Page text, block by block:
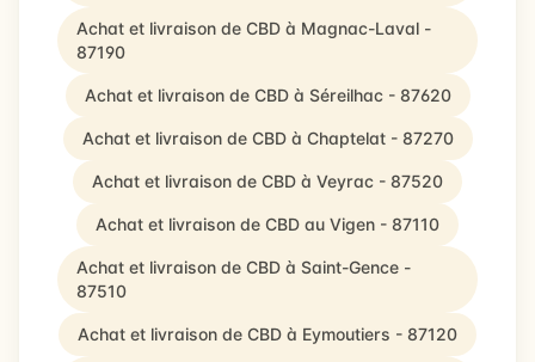
Achat et livraison de CBD à Magnac-Laval -
87190
Achat et livraison de CBD à Séreilhac - 87620
Achat et livraison de CBD à Chaptelat - 87270
Achat et livraison de CBD à Veyrac - 87520
Achat et livraison de CBD au Vigen - 87110
Achat et livraison de CBD à Saint-Gence -
87510
Achat et livraison de CBD à Eymoutiers - 87120